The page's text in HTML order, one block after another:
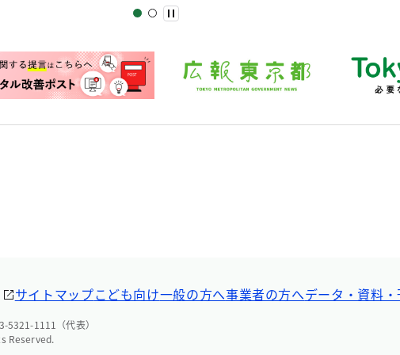
サイトマップこども向け一般の方へ事業者の方へデータ・資料
5321-1111（代表）
Reserved.